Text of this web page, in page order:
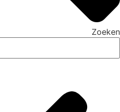
Zoeken